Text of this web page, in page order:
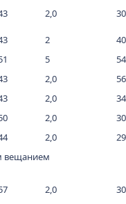
2,0 30
2
40
5
54
2,0
56
2,0
34
2,0
30
2,0
29
вещанием
2,0
30